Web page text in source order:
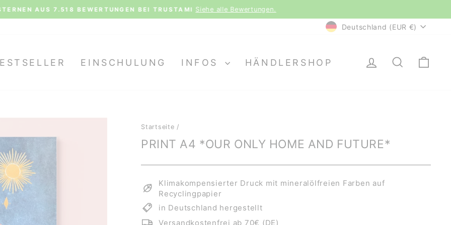
Pause
AUS 7.518 BEWERTUNGEN BEI TRUSTAMI Siehe alle Bewertungen.
WÄHRUNG
Deutschland (EUR €)
EINSCHULUNG INFOS HÄNDLERSHOP EINLOGGEN
SUCHE
Startseite /
PRINT A4 *OUR ONLY HOME AND FUTURE*
Klimakompensierter Druck mit mineralölfreien Farben auf
Recyclingpapier
in Deutschland hergestellt
Versandkostenfrei ab 70€ (DE)